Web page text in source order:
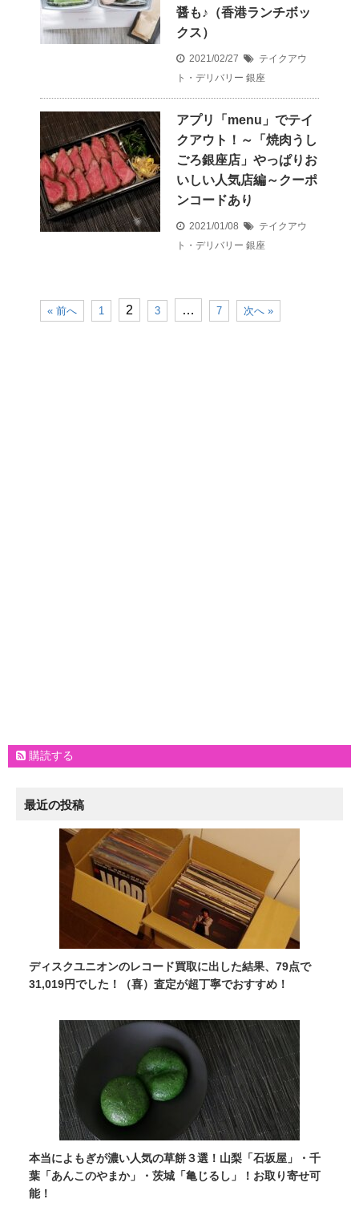
醤も♪（香港ランチボッ
クス）
2021/02/27
テイクアウ
ト・デリバリー 銀座
アプリ「menu」でテイ
クアウト！～「焼肉うし
ごろ銀座店」やっぱりお
いしい人気店編～クーポ
ンコードあり
2021/01/08
テイクアウ
ト・デリバリー 銀座
« 前へ 1 2 3 … 7 次へ »
購読する
最近の投稿
ディスクユニオンのレコード買取に出した結果、79点で
31,019円でした！（喜）査定が超丁寧でおすすめ！
本当によもぎが濃い人気の草餅３選！山梨「石坂屋」・千
葉「あんこのやまか」・茨城「亀じるし」！お取り寄せ可
能！